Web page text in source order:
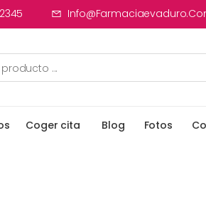
Coger cita Blog Fotos